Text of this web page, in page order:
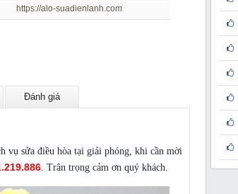
https://alo-suadienlanh.com
Đánh giá
vụ sửa điều hòa tại giải phóng, khi cần mời
. Trân trọng cảm ơn quý khách.